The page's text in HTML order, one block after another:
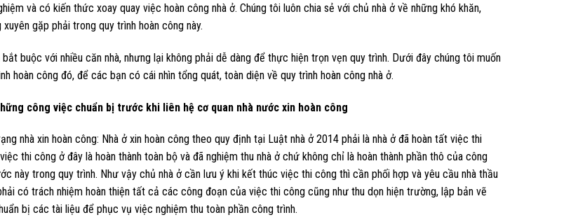
và có kiến thức xoay quay việc hoàn công nhà ở. Chúng tôi luôn chia sẻ với chủ nhà ở về những khó khăn,
gặp phải trong quy trình hoàn công này.
buộc với nhiều căn nhà, nhưng lại không phải dễ dàng để thực hiện trọn vẹn quy trình. Dưới đây chúng tôi muốn
hoàn công đó, để các bạn có cái nhìn tổng quát, toàn diện về quy trình hoàn công nhà ở.
công việc chuẩn bị trước khi liên hệ cơ quan nhà nước xin hoàn công
nhà xin hoàn công: Nhà ở xin hoàn công theo quy định tại Luật nhà ở 2014 phải là nhà ở đã hoàn tất việc thi
thi công ở đây là hoàn thành toàn bộ và đã nghiệm thu nhà ở chứ không chỉ là hoàn thành phần thô của công
này trong quy trình. Như vậy chủ nhà ở cần lưu ý khi kết thúc việc thi công thì cần phối hợp và yêu cầu nhà thầu
có trách nhiệm hoàn thiện tất cả các công đoạn của việc thi công cũng như thu dọn hiện trường, lập bản vẽ
bị các tài liệu để phục vụ việc nghiệm thu toàn phần công trình.